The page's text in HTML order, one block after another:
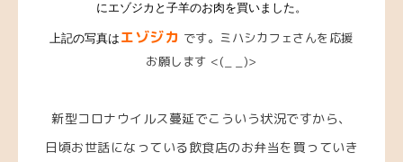
にエゾジカと子羊のお肉を買いました。
上記の写真は エゾジカ です。ミハシカフェさんを応援
お願します <(_ _)>
新型コロナウイルス蔓延でこういう状況ですから、
日頃お世話になっている飲食店のお弁当を買っていき